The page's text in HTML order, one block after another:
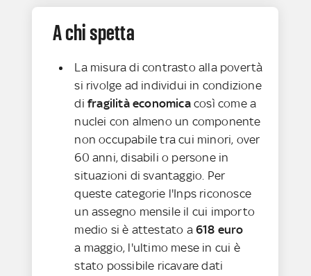
A chi spetta
La misura di contrasto alla povertà
si rivolge ad individui in condizione
difragilità economicacosì come a
nuclei con almeno un componente
non occupabile tra cui minori, over
60 anni, disabili o persone in
situazioni di svantaggio. Per
queste categorie l'Inps riconosce
un assegno mensile il cui importo
medio si è attestato a618 euro
a maggio, l'ultimo mese in cui è
stato possibile ricavare dati